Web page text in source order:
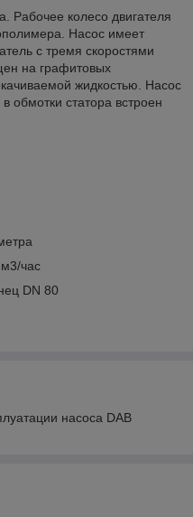
Рабочее колесо двигателя
Насос имеет
с тремя скоростями
на графитовых
жидкостью. Насос
обмотки статора встроен
час
DN 80
насоса DAB